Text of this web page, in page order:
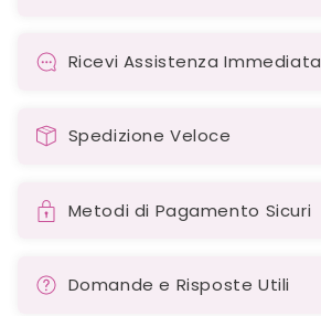
Ricevi Assistenza Immediata
Spedizione Veloce
Metodi di Pagamento Sicuri
Domande e Risposte Utili